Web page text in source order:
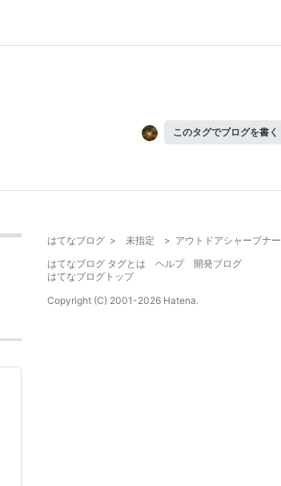
このタグでブログを書く
はてなブログ > 未指定 > アウトドアシャープナー
はてなブログ タグとは
ヘルプ
開発ブログ
はてなブログトップ
Copyright (C) 2001-2026 Hatena.